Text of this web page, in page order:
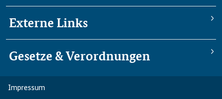
Externe Links
Gesetze & Verordnungen
Impressum